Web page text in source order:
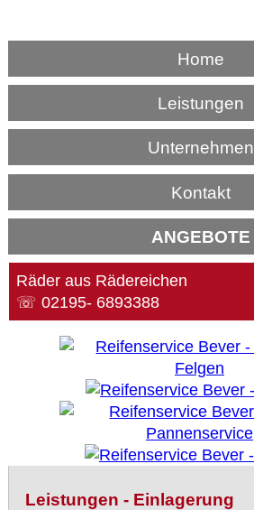
Home
Leistungen
Unternehmen
Kontakt
ANGEBOTE
Räder aus Rädereichen
☏ 02195- 6893388
Leistungen - Einlagerung